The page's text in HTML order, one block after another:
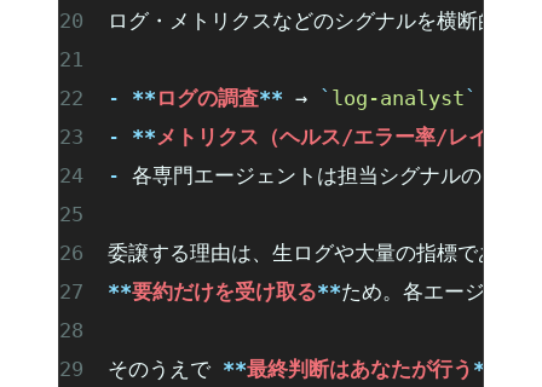
ログ・メトリクスなどのシグナルを横断的に
- ** ログの調査** → ` log-analyst`
- ** メトリクス（ヘルス/エラー率/レイテン
- 各専門エージェントは担当シグナルの
委譲する理由は、生ログや大量の指標であな
**要約だけを受け取る**ため。各エージェン
そのうえで **最終判断はあなたが行う **